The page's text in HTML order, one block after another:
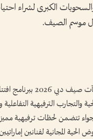
الكبرى لشراء
موسم الصيف.
تنطلق فعاليات
والتجارب الترفيهية
أجواء تتضمن لحظات ترفيهية